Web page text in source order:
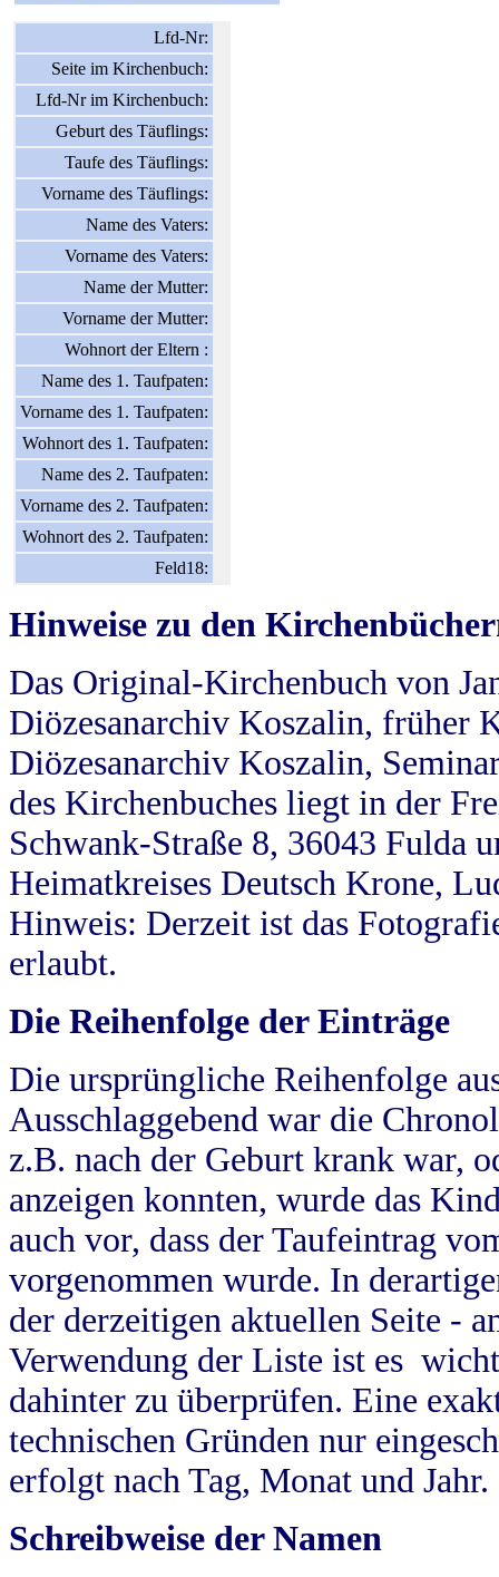
Lfd-Nr:
Seite im Kirchenbuch:
Lfd-Nr im Kirchenbuch:
Geburt des Täuflings:
Taufe des Täuflings:
Vorname des Täuflings:
Name des Vaters:
Vorname des Vaters:
Name der Mutter:
Vorname der Mutter:
Wohnort der Eltern :
Name des 1. Taufpaten:
Vorname des 1. Taufpaten:
Wohnort des 1. Taufpaten:
Name des 2. Taufpaten:
Vorname des 2. Taufpaten:
Wohnort des 2. Taufpaten:
Feld18:
Hinweise zu den
Das Original-Kirchenbuch von
Diözesanarchiv Koszalin, früher
Diözesanarchiv Koszalin,
des Kirchenbuches liegt in der
Schwank-Straße 8, 36043 Fulda
Heimatkreises Deutsch Krone,
Hinweis: Derzeit ist das
erlaubt.
Die Reihenfolge der Einträge
Die ursprüngliche Reihenfolge
Ausschlaggebend war die
z.B. nach der Geburt krank war,
anzeigen konnten, wurde das
auch vor, dass der Taufeintrag
vorgenommen wurde. In
der derzeitigen aktuellen Seite -
Verwendung der Liste ist es
dahinter zu überprüfen. Eine
technischen Gründen nur
erfolgt nach Tag, Monat und Jahr.
Schreibweise der Namen